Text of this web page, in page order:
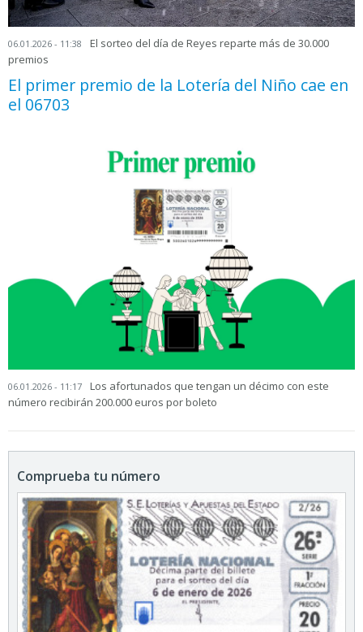
06.01.2026 - 11:38
El sorteo del día de Reyes reparte más de 30.000
premios
El primer premio de la Lotería del Niño cae en
el 06703
06.01.2026 - 11:17
Los afortunados que tengan un décimo con este
número recibirán 200.000 euros por boleto
Comprueba tu número